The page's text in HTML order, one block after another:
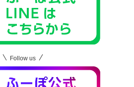
Follow us